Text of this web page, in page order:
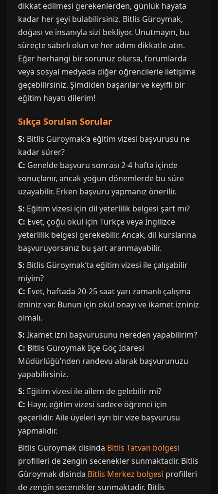
dikkat edilmesi gerekenlerden, günlük hayata
kadar her şeyi bulabilirsiniz. Bitlis Güroymak,
doğası ve insanıyla sizi bekliyor. Unutmayın, bu
süreçte sabırlı olun ve her adımı dikkatle atın.
Eğer herhangi bir sorunuz olursa, forumlarda
veya sosyal medyada diğer öğrencilerle iletişime
geçebilirsiniz. Şimdiden başarılar ve keyifli bir
eğitim hayatı dilerim!
Sıkça Sorulan Sorular
S: Bitlis Güroymak’a eğitim vizesi başvurusu ne
kadar sürer?
C: Genelde başvuru sonrası 2-4 hafta içinde
sonuçlanır, ancak yoğun dönemlerde bu süre
uzayabilir. Erken başvuru yapmanız önerilir.
S: Eğitim vizesi için dil yeterlilik belgesi şart mı?
C: Evet, çoğu okul için Türkçe veya İngilizce
yeterlilik belgesi gerekebilir. Ancak, dil kurslarına
başvuruyorsanız bu şart aranmayabilir.
S: Bitlis Güroymak’ta eğitim vizesi ile çalışabilir
miyim?
C: Evet, haftada 20-25 saat yarı zamanlı çalışma
izniniz var. Bunun için okul onayı ve ikamet izniniz
olmalı.
S: İkamet izni başvurusunu nereden yapabilirim?
C: Bitlis Güroymak İlçe Göç İdaresi
Müdürlüğü’nden randevu alarak başvurunuzu
yapabilirsiniz.
S: Eğitim vizesi ile ailem de gelebilir mi?
C: Hayır, eğitim vizesi sadece öğrenci için
geçerlidir. Aile üyeleri ayrı bir vize başvurusu
yapmalıdır.
Bitlis Güroymak disinda Bitlis Tatvan bolgesi
profilleri de zengin secenekler sunmaktadir. Bitlis
Güroymak disinda Bitlis Merkez bolgesi profilleri
de zengin secenekler sunmaktadir. Bitlis